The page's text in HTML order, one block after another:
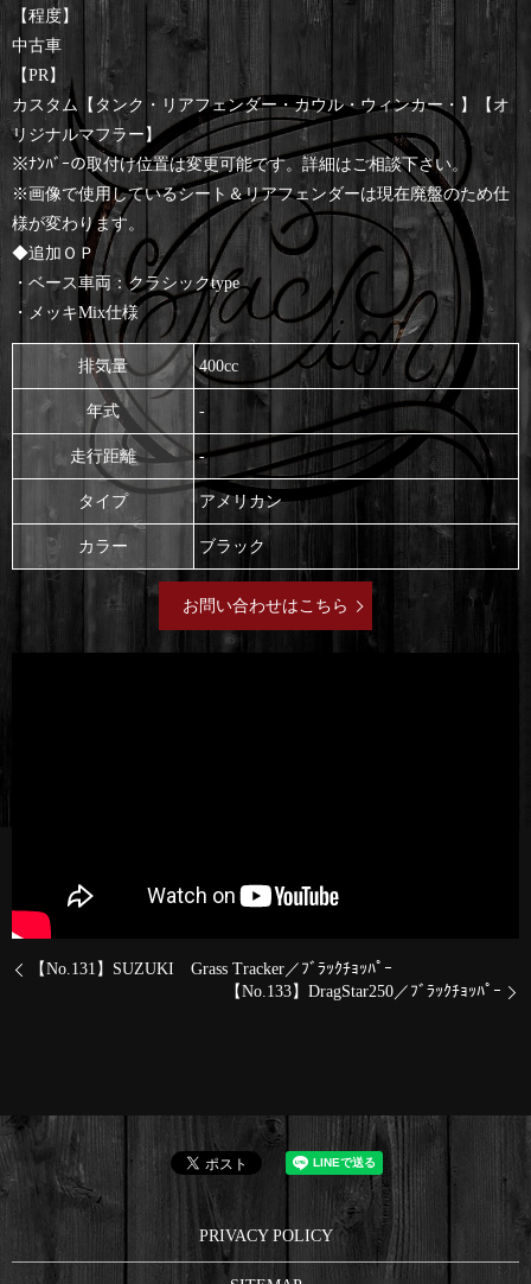
【程度】
中古車
【PR】
カスタム【タンク・リアフェンダー・カウル・ウィンカー・】【オ
リジナルマフラー】
※ﾅﾝﾊﾞｰの取付け位置は変更可能です。詳細はご相談下さい。
※画像で使用しているシート＆リアフェンダーは現在廃盤のため仕
様が変わります。
◆追加ＯＰ
・ベース車両：クラシックtype
・メッキMix仕様
排気量 400cc
年式 -
走行距離 -
タイプ アメリカン
カラー ブラック
お問い合わせはこちら
【No.131】SUZUKI Grass Tracker／ﾌﾞﾗｯｸﾁｮｯﾊﾟｰ
【No.133】DragStar250／ﾌﾞﾗｯｸﾁｮｯﾊﾟｰ
PRIVACY POLICY